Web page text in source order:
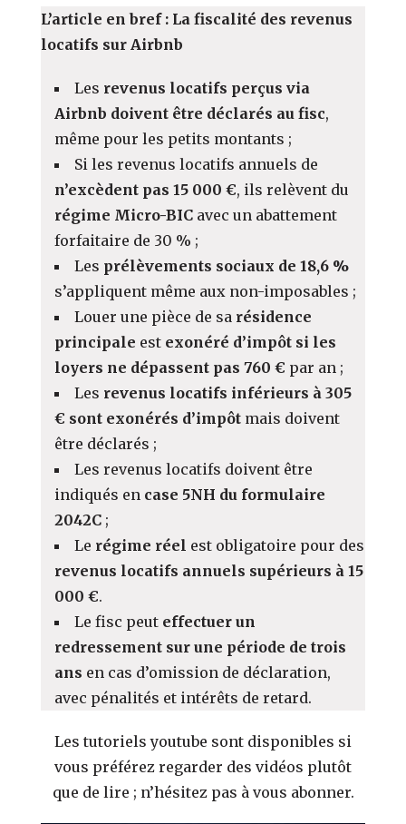
L’article en bref : La fiscalité des revenus
locatifs sur Airbnb
Les revenus locatifs perçus via
Airbnb doivent être déclarés au fisc,
même pour les petits montants ;
Si les revenus locatifs annuels de
n’excèdent pas 15 000 €, ils relèvent du
régime Micro-BIC avec un abattement
forfaitaire de 30 % ;
Les prélèvements sociaux de 18,6 %
s’appliquent même aux non-imposables ;
Louer une pièce de sa résidence
principale est exonéré d’impôt si les
loyers ne dépassent pas 760 € par an ;
Les revenus locatifs inférieurs à 305
€ sont exonérés d’impôt mais doivent
être déclarés ;
Les revenus locatifs doivent être
indiqués en case 5NH du formulaire
2042C ;
Le régime réel est obligatoire pour des
revenus locatifs annuels supérieurs à 15
000 €.
Le fisc peut effectuer un
redressement sur une période de trois
ans en cas d’omission de déclaration,
avec pénalités et intérêts de retard.
Les tutoriels youtube sont disponibles si
vous préférez regarder des vidéos plutôt
que de lire ; n’hésitez pas à vous abonner.